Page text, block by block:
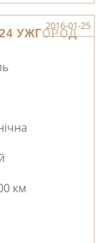
УЖГОРОД
2016-01-25
км